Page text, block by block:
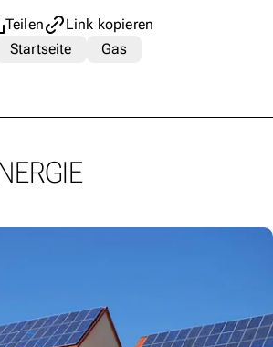
Teilen
Link kopieren
Startseite
Gas